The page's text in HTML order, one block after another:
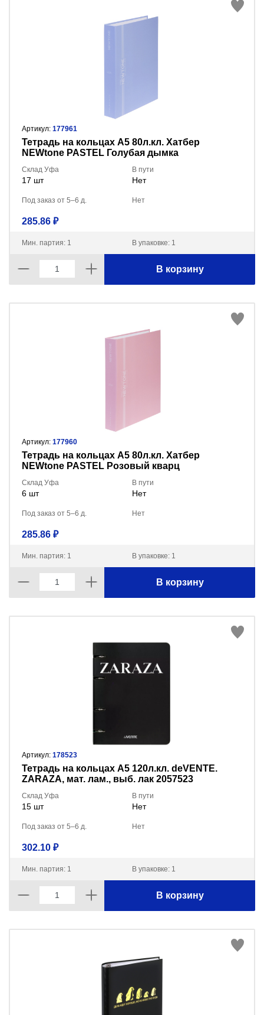
Артикул: 177961
Тетрадь на кольцах А5 80л.кл. Хатбер
NEWtone PASTEL Голубая дымка
Склад Уфа
17 шт
В пути
Нет
Под заказ от 5–6 д. Нет
285.86 ₽
Мин. партия: 1 В упаковке: 1
В корзину
Артикул: 177960
Тетрадь на кольцах А5 80л.кл. Хатбер
NEWtone PASTEL Розовый кварц
Склад Уфа
6 шт
В пути
Нет
Под заказ от 5–6 д. Нет
285.86 ₽
Мин. партия: 1 В упаковке: 1
В корзину
Артикул: 178523
Тетрадь на кольцах А5 120л.кл. deVENTE.
ZARAZA, мат. лам., выб. лак 2057523
Склад Уфа
15 шт
В пути
Нет
Под заказ от 5–6 д. Нет
302.10 ₽
Мин. партия: 1 В упаковке: 1
В корзину